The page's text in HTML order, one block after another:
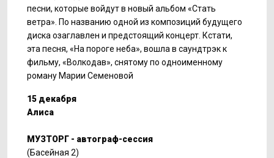
песни, которые войдут в новый альбом «Стать
ветра». По названию одной из композиций будущего
диска озаглавлен и предстоящий концерт. Кстати,
эта песня, «На пороге неба», вошла в саундтрэк к
фильму, «Волкодав», снятому по одноименному
роману Марии Семеновой
15 декабря
Алиса
МУЗТОРГ - автограф-сессия
(Басейная 2)